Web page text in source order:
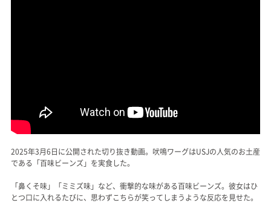
2025年3月6日に公開された切り抜き動画。吠鳴ワーグはUSJの人気のお土産
である「百味ビーンズ」を実食した。
「鼻くそ味」「ミミズ味」など、衝撃的な味がある百味ビーンズ。彼女はひ
とつ口に入れるたびに、思わずこちらが笑ってしまうような反応を見せた。